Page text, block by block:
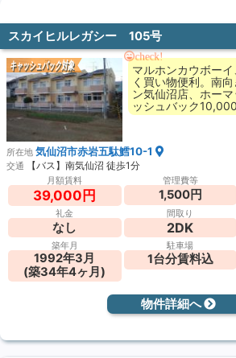
スカイヒルレガシー 105号
キャッシュバック対象
check!
マルホンカウボー
く買い物便利。南
ン気仙沼店、ホー
ッシュバック10,000
所在地 気仙沼市赤岩五駄鱈10-1
交通 【バス】南気仙沼 徒歩1分
月額賃料
39,000円
管理費等
1,500円
礼金
なし
間取り
2DK
築年月
1992年3月
(築34年4ヶ月)
駐車場
1台分賃料込
物件詳細へ